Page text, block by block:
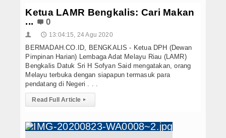
Ketua LAMR Bengkalis: Cari Makan
...
0
👤 🕔 13:04:15, 24 Agu 2020
BERMADAH.CO.ID, BENGKALIS - Ketua DPH (Dewan
Pimpinan Harian) Lembaga Adat Melayu Riau (LAMR)
Bengkalis Datuk Sri H Sofyan Said mengatakan, orang
Melayu terbuka dengan siapapun termasuk para
pendatang di Negeri . . .
Read Full Article ▸